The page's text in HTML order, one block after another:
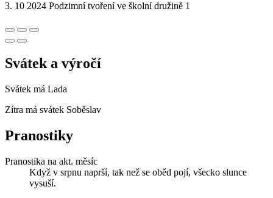
3. 10 2024 Podzimní tvoření ve školní družině 1
Svátek a výročí
Svátek má Lada
Zítra má svátek Soběslav
Pranostiky
Pranostika na akt. měsíc
Když v srpnu naprší, tak než se oběd pojí, všecko slunce
vysuší.